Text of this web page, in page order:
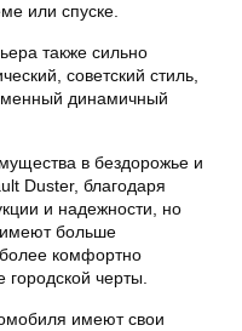
или спуске.
также сильно
советский стиль,
динамичный
в бездорожье и
Duster, благодаря
и надежности, но
больше
комфортно
городской черты.
имеют свои